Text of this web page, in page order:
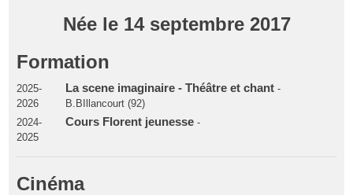
Née le 14 septembre 2017
Formation
2025-
2026
La scene imaginaire - Théâtre et chant-
B.BIllancourt (92)
2024-
2025
Cours Florent jeunesse-
Cinéma